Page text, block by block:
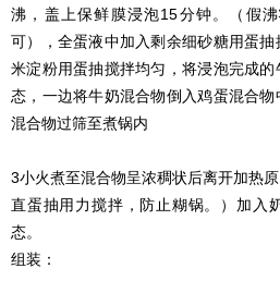
沸，盖上保鲜膜浸泡15分钟。（假
可），全蛋液中加入剩余细砂糖用蛋
米淀粉用蛋抽搅拌均匀，将浸泡完成
态，一边将牛奶混合物倒入鸡蛋混合
混合物过筛至煮锅内
3小火煮至混合物呈浓稠状后离开加热
直蛋抽用力搅拌，防止糊锅。）加入
态。
组装：